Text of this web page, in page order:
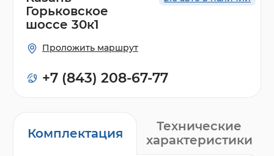
Комплектация
Технические
характеристики
Горьковское
шоссе 30к1
Проложить маршрут
+7 (843) 208-67-77